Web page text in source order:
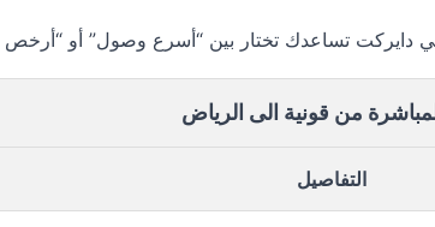
في دايركت تساعدك تختار بين “أسرع وصول” أو “أرخص
من قونية الى الرياض
التفاصيل